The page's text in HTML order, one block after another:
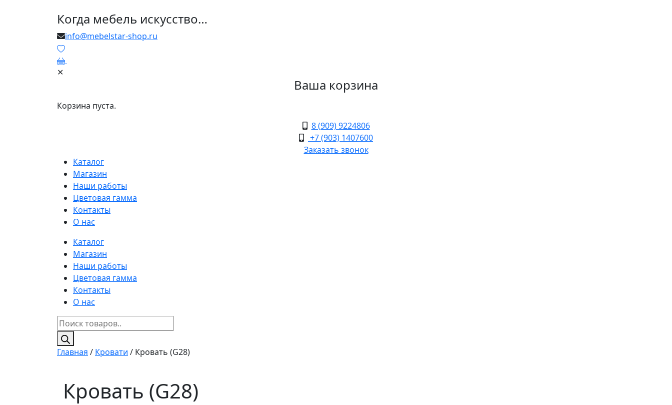
Когда мебель искусство…
info@mebelstar-shop.ru
✕
Ваша корзина
Корзина пуста.
8 (909) 9224806
+7 (903) 1407600
Заказать звонок
Каталог
Магазин
Наши работы
Цветовая гамма
Контакты
О нас
Каталог
Магазин
Наши работы
Цветовая гамма
Контакты
О нас
Поиск
товаров
Главная / Кровати / Кровать (G28)
Кровать (G28)